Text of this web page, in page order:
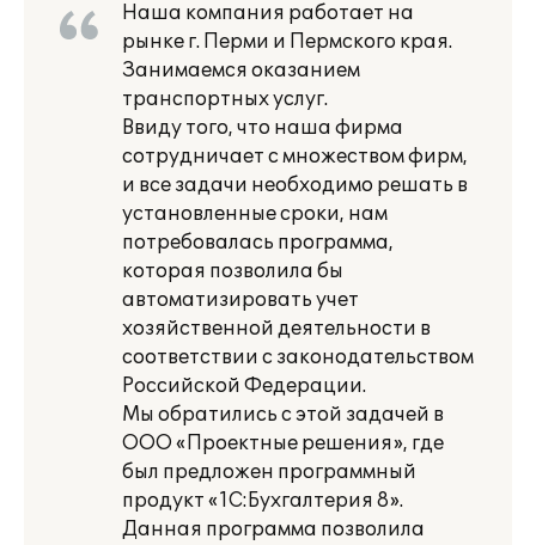
Наша компания работает на
рынке г. Перми и Пермского края.
Занимаемся оказанием
транспортных услуг.
Ввиду того, что наша фирма
сотрудничает с множеством фирм,
и все задачи необходимо решать в
установленные сроки, нам
потребовалась программа,
которая позволила бы
автоматизировать учет
хозяйственной деятельности в
соответствии с законодательством
Российской Федерации.
Мы обратились с этой задачей в
ООО «Проектные решения», где
был предложен программный
продукт «1С:Бухгалтерия 8».
Данная программа позволила